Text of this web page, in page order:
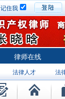
记住我
律师在线
法律人才 法
房基地侵权，中院
定上班两年了，一
，我2016年离的婚
交易问题 的回复获
男方，离婚了，孩